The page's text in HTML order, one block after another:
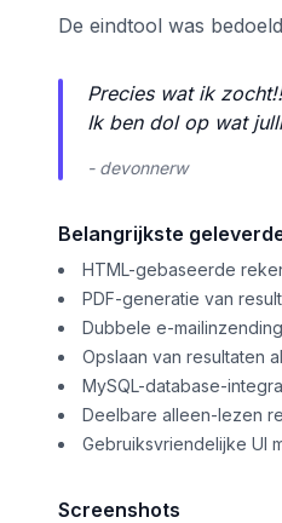
De eindtool was
Precies wat ik
Ik ben dol op wat
- devonnerw
Belangrijkste
HTML-gebaseerde
PDF-generatie van
Dubbele e-
Opslaan van resultaten
MySQL-database-
Deelbare alleen-lezen
Gebruiksvriendelijke UI
Screenshots